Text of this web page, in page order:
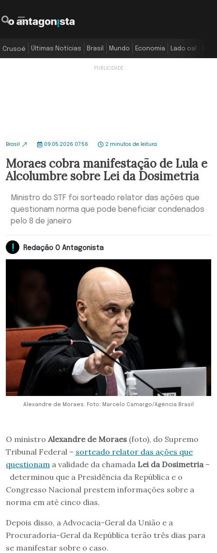
Crusoé Últimas Notícias Brasil Mundo Economia Lado oa!
Brasil 09.05.2026 07:56 2 minutos de leitura
Moraes cobra manifestação de Lula e
Alcolumbre sobre Lei da Dosimetria
Ministro do STF foi sorteado relator das ações que
questionam norma que pode beneficiar condenados
pelo 8 de janeiro
Redação O Antagonista
Alexandre de Moraes. Foto: Marcelo Camargo/Agência Brasil
O ministro Alexandre de Moraes (foto), do Supremo
Tribunal Federal – sorteado relator das ações que
questionam a validade da chamada Lei da Dosimetria –
determinou que a Presidência da República e o
Congresso Nacional prestem informações sobre a
norma em até cinco dias.
Depois disso, a Advocacia-Geral da União e a
Procuradoria-Geral da República terão três dias para
se manifestar sobre o caso.